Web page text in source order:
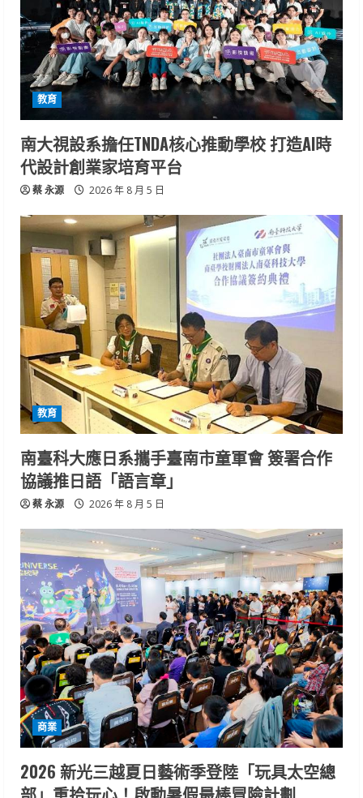
教育
南大視設系擔任TNDA核心推動學校 打造AI時
代設計創業家培育平台
蔡 永源 2026 年 8 月 5 日
教育
南臺科大應日系攜手臺南市童軍會 簽署合作
協議推日語「語言章」
蔡 永源 2026 年 8 月 5 日
商業
2026 新光三越夏日藝術季登陸「玩具太空總